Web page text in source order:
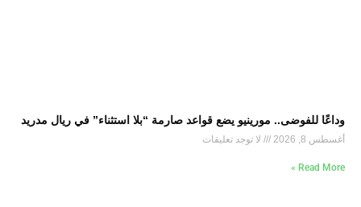
وداعًا للفوضى.. مورينيو يضع قواعد صارمة “بلا استثناء” في ريال مدريد
أغسطس 8, 2026 لا توجد تعليقات
Read More »